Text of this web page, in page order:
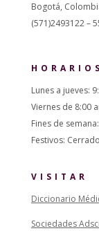
Bogotá,
(571)2493122 –
Lunes a jueves:
Viernes de 8:00
Fines de
Festivos: Cerrado
VISITAR
Diccionario
Sociedades